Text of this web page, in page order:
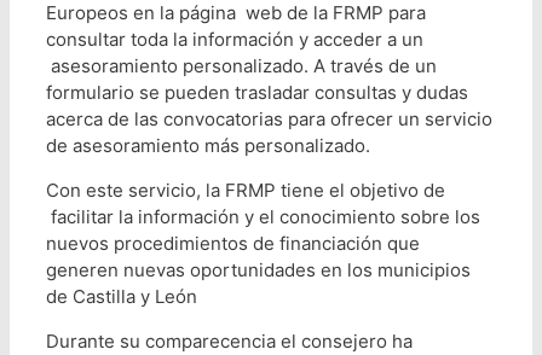
Europeos en la página web de la FRMP para
consultar toda la información y acceder a un
asesoramiento personalizado. A través de un
formulario se pueden trasladar consultas y dudas
acerca de las convocatorias para ofrecer un servicio
de asesoramiento más personalizado.
Con este servicio, la FRMP tiene el objetivo de
facilitar la información y el conocimiento sobre los
nuevos procedimientos de financiación que
generen nuevas oportunidades en los municipios
de Castilla y León
Durante su comparecencia el consejero ha